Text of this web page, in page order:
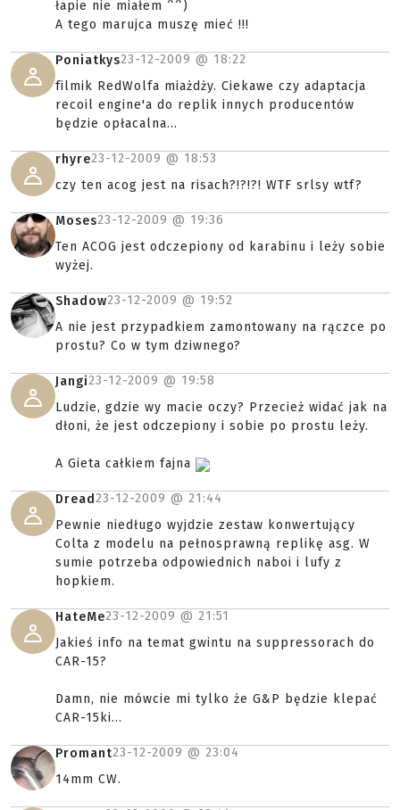
łapie nie miałem ^^)
A tego marujca muszę mieć !!!
Poniatkys23-12-2009 @ 18:22
filmik RedWolfa miażdży. Ciekawe czy adaptacja
recoil engine'a do replik innych producentów
będzie opłacalna...
rhyre23-12-2009 @ 18:53
czy ten acog jest na risach?!?!?! WTF srlsy wtf?
Moses23-12-2009 @ 19:36
Ten ACOG jest odczepiony od karabinu i leży sobie
wyżej.
Shadow23-12-2009 @ 19:52
A nie jest przypadkiem zamontowany na rączce po
prostu? Co w tym dziwnego?
Jangi23-12-2009 @ 19:58
Ludzie, gdzie wy macie oczy? Przecież widać jak na
dłoni, że jest odczepiony i sobie po prostu leży.
A Gieta całkiem fajna
Dread23-12-2009 @ 21:44
Pewnie niedługo wyjdzie zestaw konwertujący
Colta z modelu na pełnosprawną replikę asg. W
sumie potrzeba odpowiednich naboi i lufy z
hopkiem.
HateMe23-12-2009 @ 21:51
Jakieś info na temat gwintu na suppressorach do
CAR-15?
Damn, nie mówcie mi tylko że G&P będzie klepać
CAR-15ki...
Promant23-12-2009 @ 23:04
14mm CW.